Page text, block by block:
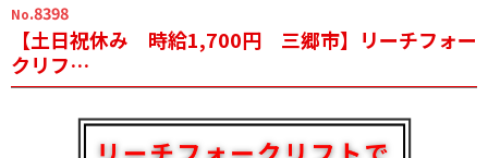
No.8398
【土日祝休み 時給1,700円 三郷市】リーチフォー
クリフ…